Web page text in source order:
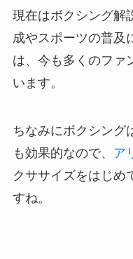
現在はボクシング解
成やスポーツの普及
は、今も多くのファ
います。
ちなみにボクシング
も効果的なので、 ア
クササイズをはじめ
すね。